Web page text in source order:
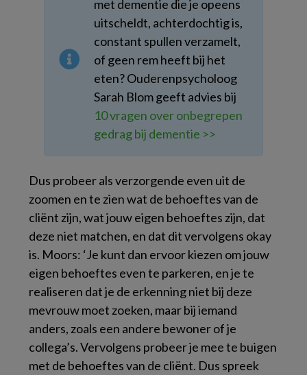
met dementie die je opeens
uitscheldt, achterdochtig is,
constant spullen verzamelt,
of geen rem heeft bij het
eten? Ouderenpsycholoog
Sarah Blom geeft advies bij
10 vragen over onbegrepen
gedrag bij dementie >>
Dus probeer als verzorgende even uit de
zoomen en te zien wat de behoeftes van de
cliënt zijn, wat jouw eigen behoeftes zijn, dat
deze niet matchen, en dat dit vervolgens okay
is. Moors: ‘Je kunt dan ervoor kiezen om jouw
eigen behoeftes even te parkeren, en je te
realiseren dat je de erkenning niet bij deze
mevrouw moet zoeken, maar bij iemand
anders, zoals een andere bewoner of je
collega’s. Vervolgens probeer je mee te buigen
met de behoeftes van de cliënt. Dus spreek